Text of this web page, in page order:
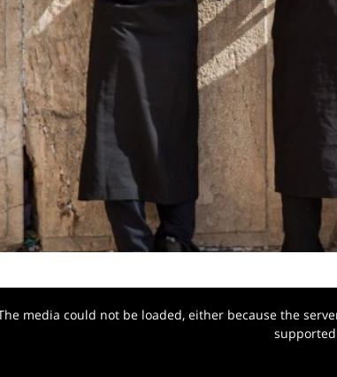
media could not be loaded, either because the